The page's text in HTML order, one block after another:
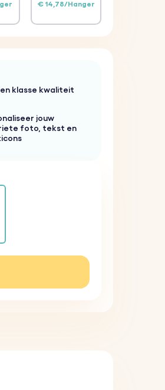
€ 14,78/Hanger
klasse kwaliteit
jouw
foto, tekst en